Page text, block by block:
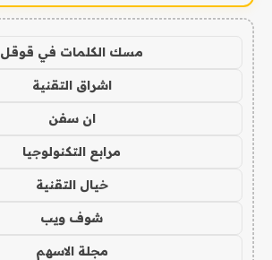
مسك الكلمات في قوقل
اشراق التقنية
ان سفن
مرابع التكنولوجيا
خيال التقنية
شوف ويب
مجلة الاسهم